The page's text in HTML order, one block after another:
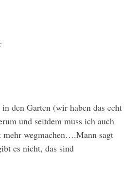
den Garten (wir haben das echt
und seitdem muss ich auch
wegmachen….Mann sagt
es nicht, das sind